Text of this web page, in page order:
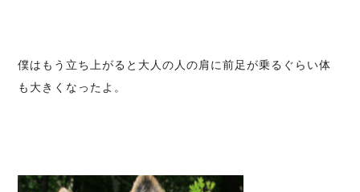
僕はもう立ち上がると大人の人の肩に前足が乗るぐらい体
も大きくなったよ。